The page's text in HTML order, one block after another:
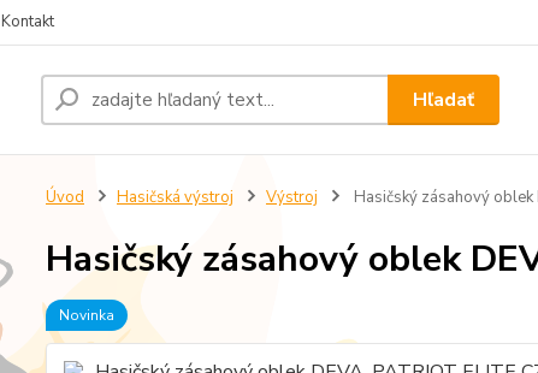
Kontakt
Hľadať
Úvod Hasičská výstroj Výstroj Hasičský zásahový oblek
Hasičský zásahový oblek
Novinka